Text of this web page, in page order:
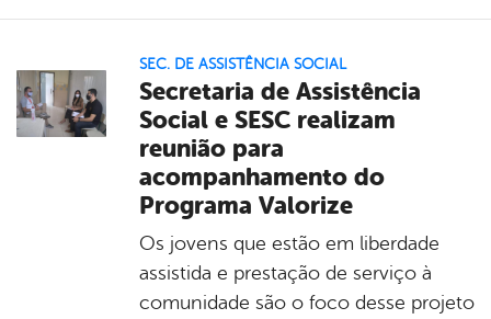
SEC. DE ASSISTÊNCIA SOCIAL
Secretaria de Assistência
Social e SESC realizam
reunião para
acompanhamento do
Programa Valorize
Os jovens que estão em liberdade
assistida e prestação de serviço à
comunidade são o foco desse projeto